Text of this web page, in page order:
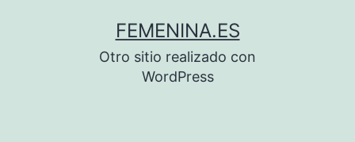
FEMENINA.ES
Otro sitio realizado con
WordPress